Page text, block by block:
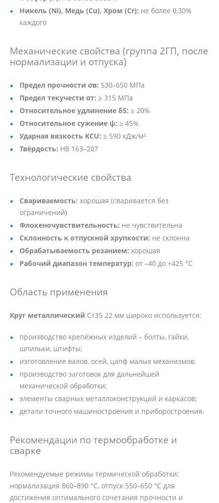
Никель (Ni), Медь (Cu), Хром (Cr): не более 0,30%
каждого
Механические свойства (группа 2ГП, после
нормализации и отпуска)
Предел прочности σв: 530–650 МПа
Предел текучести σт: ≥ 315 МПа
Относительное удлинение δ5: ≥ 20%
Относительное сужение ψ: ≥ 45%
Ударная вязкость KCU: ≥ 590 кДж/м²
Твёрдость: HB 163–207
Технологические свойства
Свариваемость: хорошая (сваривается без
ограничений)
Флокеночувствительность: не чувствительна
Склонность к отпускной хрупкости: не склонна
Обрабатываемость резанием: хорошая
Рабочий диапазон температур: от –40 до +425 °C
Область применения
Круг металлический Ст35 22 мм широко используется:
производство крепёжных изделий – болты, гайки,
шпильки, штифты;
изготовление валов, осей, цапф малых механизмов;
производство заготовок для дальнейшей
механической обработки;
элементы сварных металлоконструкций и каркасов;
детали точного машиностроения и приборостроения.
Рекомендации по термообработке и
сварке
Рекомендуемые режимы термической обработки:
нормализация 860–890 °C, отпуск 550–650 °C для
достижения оптимального сочетания прочности и